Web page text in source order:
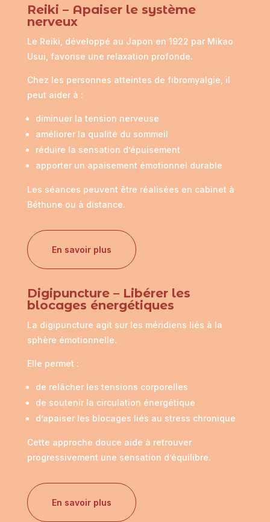
Reiki – Apaiser le système
nerveux
Le Reiki, développé au Japon en 1922 par Mikao
Usui , favorise une relaxation profonde.
Chez les personnes atteintes de fibromyalgie, il
peut aider à :
diminuer la tension nerveuse
améliorer la qualité du sommeil
réduire la sensation d’épuisement
apporter un apaisement émotionnel durable
Les séances peuvent être réalisées en cabinet à
Béthune ou à distance.
En savoir plus
Digipuncture – Libérer les
blocages énergétiques
La digipuncture agit sur les méridiens liés à la
sphère émotionnelle.
Elle permet :
de relâcher les tensions corporelles
de soutenir la circulation énergétique
d’apaiser les blocages liés au stress chronique
Cette approche douce aide à retrouver
progressivement une sensation d’équilibre.
En savoir plus